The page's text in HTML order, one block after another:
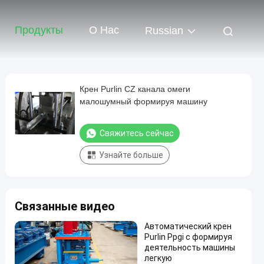
Продукты О Нас Russian
Крен Purlin CZ канала омеги
малошумный формируя машину
Свяжитесь сейчас
Узнайте больше
Связанные видео
Автоматический крен
Purlin Ppgi c формируя
деятельность машины
легкую